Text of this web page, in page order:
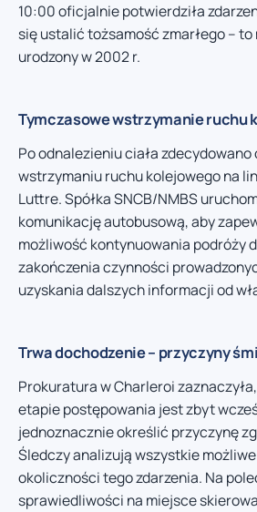
10:00 oficjalnie potwierdziła
się ustalić tożsamość zmarłego – to
urodzony w 2002 r.
Tymczasowe wstrzymanie ruchu
Po odnalezieniu ciała zdecydowano
wstrzymaniu ruchu kolejowego na
Luttre. Spółka SNCB/NMBS
komunikację autobusową, aby
możliwość kontynuowania podróży
zakończenia czynności
uzyskania dalszych informacji od
Trwa dochodzenie – przyczyny
Prokuratura w Charleroi
etapie postępowania jest zbyt
jednoznacznie określić przyczynę
Śledczy analizują wszystkie
okoliczności tego zdarzenia. Na
sprawiedliwości na miejsce